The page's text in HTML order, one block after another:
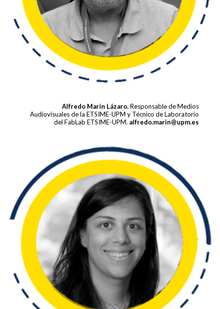
Alfredo Marín Lázaro.Responsable de Medios
Audiovisuales de la ETSIME-UPM y Técnico de Laboratorio
del FabLab ETSIME-UPM. alfredo.marin@upm.es